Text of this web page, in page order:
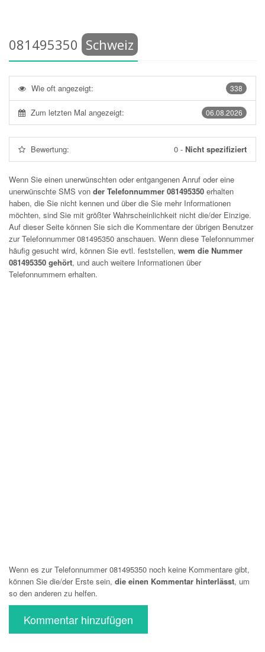
081495350 Schweiz
338
Wie oft angezeigt:
06.08.2026
Zum letzten Mal angezeigt:
Bewertung: 0 - Nicht spezifiziert
Wenn Sie einen unerwünschten oder entgangenen Anruf oder eine
unerwünschte SMS von der Telefonnummer 081495350 erhalten
haben, die Sie nicht kennen und über die Sie mehr Informationen
möchten, sind Sie mit größter Wahrscheinlichkeit nicht die/der Einzige.
Auf dieser Seite können Sie sich die Kommentare der übrigen Benutzer
zur Telefonnummer081495350 anschauen. Wenn diese Telefonnummer
häufig gesucht wird, können Sie evtl. feststellen, wem die Nummer
081495350 gehört, und auch weitere Informationen über
Telefonnummern erhalten.
Wenn es zur Telefonnummer 081495350 noch keine Kommentare gibt,
können Sie die/der Erste sein, die einen Kommentar hinterlässt, um
so den anderen zu helfen.
Kommentar hinzufügen